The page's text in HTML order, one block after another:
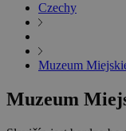
Czechy
Muzeum
Muzeum